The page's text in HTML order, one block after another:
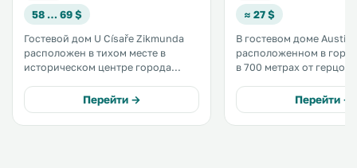
58 … 69 $
Гостевой дом U Císaře Zikmunda
расположен в тихом месте в
историческом центре города
Перейти →
≈ 27 $
В гостевом доме Austis,
расположенном в
в 700 метрах от
предоставляется
и бесплатные
барбекю. .
Перейти →